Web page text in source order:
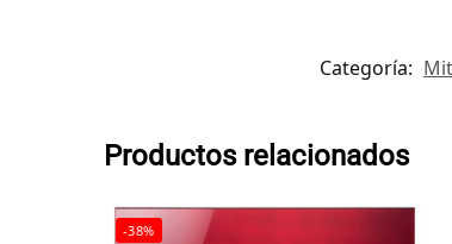
Categoría:
Productos relacionados
-38%